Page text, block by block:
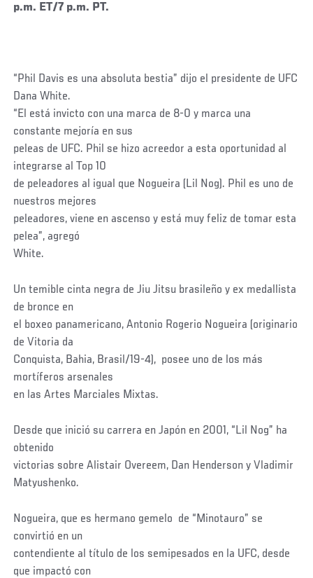
p.m. ET/7 p.m. PT.
“Phil Davis es una absoluta bestia” dijo el presidente de UFC
Dana White.
“El está invicto con una marca de 8-0 y marca una
constante mejoría en sus
peleas de UFC. Phil se hizo acreedor a esta oportunidad al
integrarse al Top 10
de peleadores al igual que Nogueira (Lil Nog). Phil es uno de
nuestros mejores
peleadores, viene en ascenso y está muy feliz de tomar esta
pelea”, agregó
White.
Un temible cinta negra de Jiu Jitsu brasileño y ex medallista
de bronce en
el boxeo panamericano, Antonio Rogerio Nogueira (originario
de Vitoria da
Conquista, Bahia, Brasil/19-4), posee uno de los más
mortíferos arsenales
en las Artes Marciales Mixtas.
Desde que inició su carrera en Japón en 2001, “Lil Nog” ha
obtenido
victorias sobre Alistair Overeem, Dan Henderson y Vladimir
Matyushenko.
Nogueira, que es hermano gemelo de “Minotauro” se
convirtió en un
contendiente al título de los semipesados en la UFC, desde
que impactó con